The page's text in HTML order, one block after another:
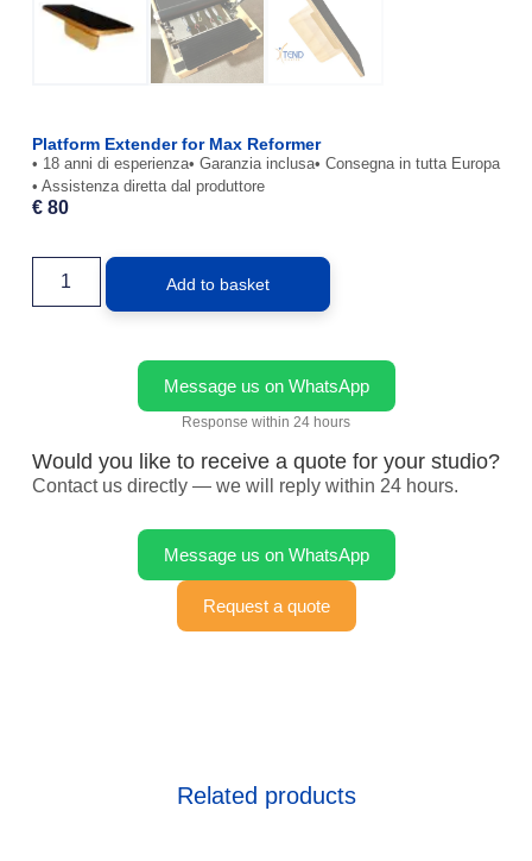
Platform Extender for Max Reformer
• 18 anni di esperienza• Garanzia inclusa• Consegna in tutta Europa
• Assistenza diretta dal produttore
€80
Add to basket
Message us on WhatsApp
Response within 24 hours
Would you like to receive a quote for your studio?
Contact us directly — we will reply within 24 hours.
Message us on WhatsApp
Request a quote
Related products